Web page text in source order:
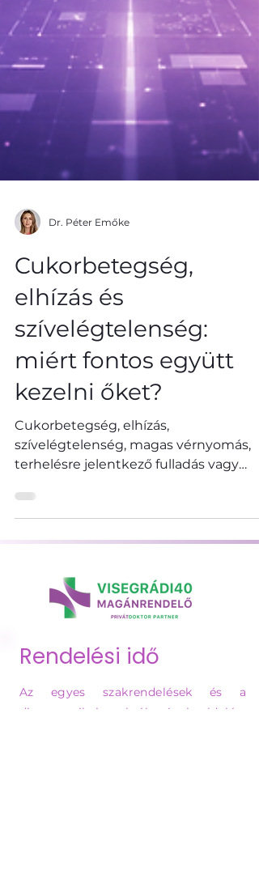
Cukorbetegség,
elhízás és
szívelégtelenség:
miért fontos együtt
kezelni őket?
Cukorbetegség, elhízás,
szívelégtelenség, magas vérnyomás,
terhelésre jelentkező fulladás vagy
diabetológus-belgyógyász arról ír,
érrendszeri és anyagcsere-kockázatot
vizsgálni.
Rendelési idő